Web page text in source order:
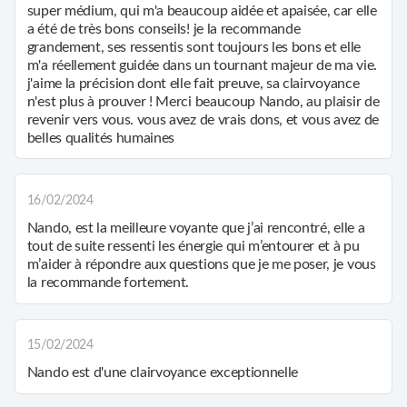
N'hésitez pas à me contacter pour une consultation
téléphonique. Que vous cherchiez des réponses, de la
guidance ou un rééquilibrage énergétique, je suis ici pour vous
accompagner avec empathie et expertise. Votre parcours vers
la clarté et l'équilibre commence aujourd'hui.
super médium, qui m'a beaucoup aidée et apaisée, car elle
a été de très bons conseils! je la recommande
grandement, ses ressentis sont toujours les bons et elle
m'a réellement guidée dans un tournant majeur de ma vie.
j'aime la précision dont elle fait preuve, sa clairvoyance
n'est plus à prouver ! Merci beaucoup Nando, au plaisir de
revenir vers vous. vous avez de vrais dons, et vous avez de
belles qualités humaines
16/02/2024
Nando, est la meilleure voyante que j’ai rencontré, elle a
tout de suite ressenti les énergie qui m’entourer et à pu
m’aider à répondre aux questions que je me poser, je vous
la recommande fortement.
15/02/2024
Nando est d'une clairvoyance exceptionnelle